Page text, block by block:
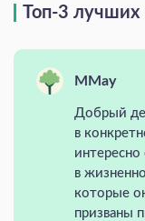
Топ-3
MMay
Добрый
в
в
которые
призваны